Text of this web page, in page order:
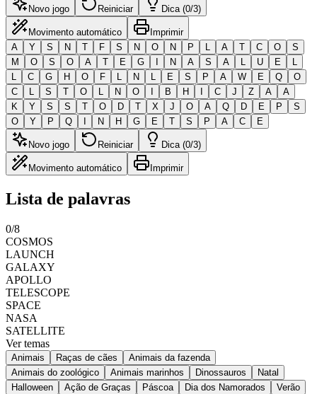
Novo jogo Reiniciar Dica (0/3)
Movimento automático
Imprimir
A
Y S N T F S N O N P L A T C O
S
M
O S O A T E G I N A S A L U E
L
L
C G H O F L N L E S P A W E Q
O
C
L S T O L N O I B H I C J Z A
A
K
Y S S T O D T X J O A Q D E P
S
O
Y P Q I N H G E T S P A C E
Novo jogo Reiniciar Dica (0/3)
Movimento automático Imprimir
Lista de palavras
0/8
COSMOS
LAUNCH
GALAXY
APOLLO
TELESCOPE
SPACE
NASA
SATELLITE
Ver temas
Animais Raças de cães
Animais da fazenda
Animais do zoológico
Animais marinhos Dinossauros
Natal
Halloween
Ação de Graças Páscoa Dia dos Namorados Verão